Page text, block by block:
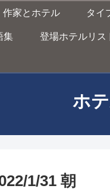
ホ
作家とホテル タイ
集 登場ホテルリス
1/31 朝